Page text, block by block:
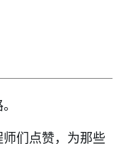
们点赞，为那些